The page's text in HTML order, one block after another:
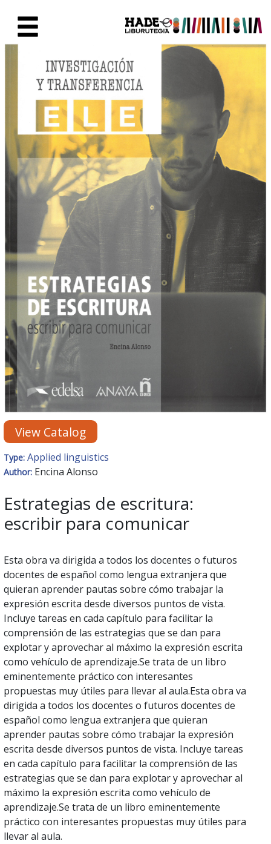
New Books Card - Liburutegia
View Catalog
Type: Applied linguistics
Author: Encina Alonso
Estrategias de escritura:
escribir para comunicar
Esta obra va dirigida a todos los docentes o futuros
docentes de español como lengua extranjera que
quieran aprender pautas sobre cómo trabajar la
expresión escrita desde diversos puntos de vista.
Incluye tareas en cada capítulo para facilitar la
comprensión de las estrategias que se dan para
explotar y aprovechar al máximo la expresión escrita
como vehículo de aprendizaje.Se trata de un libro
eminentemente práctico con interesantes
propuestas muy útiles para llevar al aula.Esta obra va
dirigida a todos los docentes o futuros docentes de
español como lengua extranjera que quieran
aprender pautas sobre cómo trabajar la expresión
escrita desde diversos puntos de vista. Incluye tareas
en cada capítulo para facilitar la comprensión de las
estrategias que se dan para explotar y aprovechar al
máximo la expresión escrita como vehículo de
aprendizaje.Se trata de un libro eminentemente
práctico con interesantes propuestas muy útiles para
llevar al aula.